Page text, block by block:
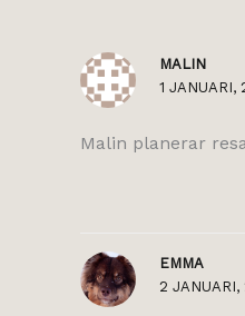
MALIN
1 JANUARI,
Malin planerar
EMMA
2 JANUARI,